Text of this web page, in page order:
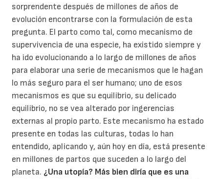
sorprendente después de millones de años de
evolución encontrarse con la formulación de esta
pregunta. El parto como tal, como mecanismo de
supervivencia de una especie, ha existido siempre y
ha ido evolucionando a lo largo de millones de años
para elaborar una serie de mecanismos que le hagan
lo más seguro para el ser humano; uno de esos
mecanismos es que su equilibrio, su delicado
equilibrio, no se vea alterado por ingerencias
externas al propio parto. Este mecanismo ha estado
presente en todas las culturas, todas lo han
entendido, aplicando y, aún hoy en día, está presente
en millones de partos que suceden a lo largo del
planeta. ¿Una utopía? Más bien diría que es una